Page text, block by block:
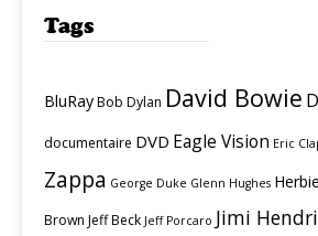
Tags
BluRayBob Dylan David Bowie
documentaire DVD Eagle Vision Eric
Zappa George Duke Glenn Hughes
Brown Jeff Beck Jeff Porcaro Jimi